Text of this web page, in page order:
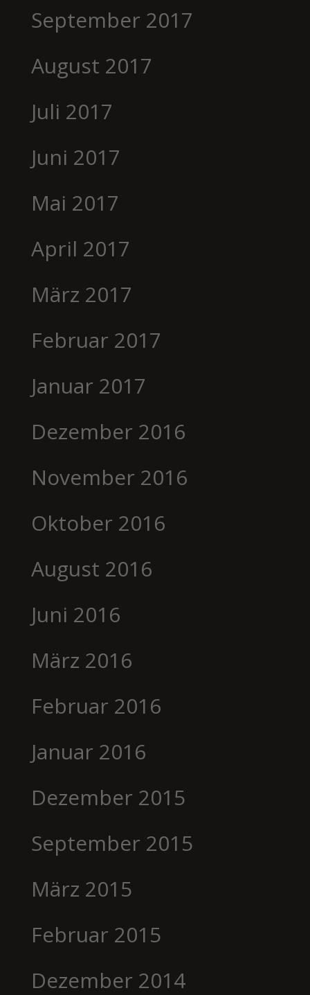
September 2017
August 2017
Juli 2017
Juni 2017
Mai 2017
April 2017
März 2017
Februar 2017
Januar 2017
Dezember 2016
November 2016
Oktober 2016
August 2016
Juni 2016
März 2016
Februar 2016
Januar 2016
Dezember 2015
September 2015
März 2015
Februar 2015
Dezember 2014